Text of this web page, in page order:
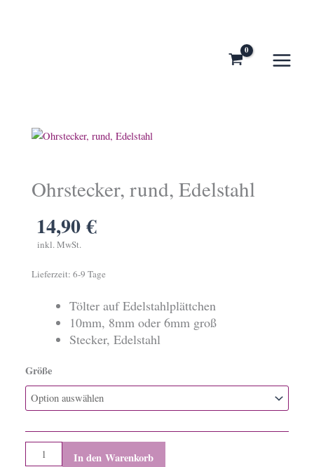
Ohrstecker, rund, Edelstahl
14,90€
inkl. MwSt.
Lieferzeit: 6-9 Tage
Tölter auf Edelstahlplättchen
10mm, 8mm oder 6mm groß
Stecker, Edelstahl
Größe
Ohrstecker,
rund,
Edelstahl
In den Warenkorb